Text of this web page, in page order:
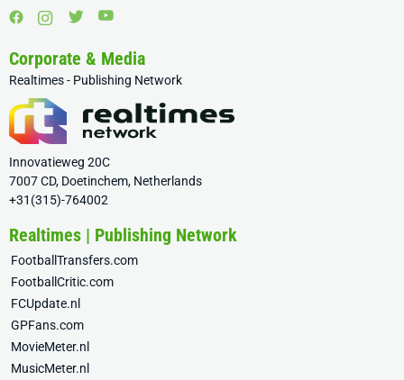
Corporate & Media
Realtimes - Publishing Network
Innovatieweg 20C
7007 CD, Doetinchem, Netherlands
+31(315)-764002
Realtimes | Publishing Network
FootballTransfers.com
FootballCritic.com
FCUpdate.nl
GPFans.com
MovieMeter.nl
MusicMeter.nl